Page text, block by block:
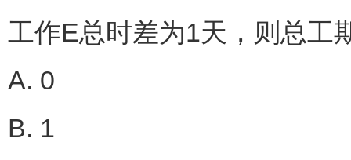
工作E总时差为1天，则总工
A. 0
B. 1